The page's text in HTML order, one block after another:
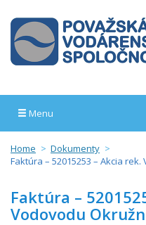
Menu
Home
Dokumenty
Faktúra – 52015253 – Akcia
Faktúra –
Vodovodu